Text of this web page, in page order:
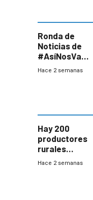
Ronda de
Noticias de
#AsíNosVa
(20/7/26)
Hace 2 semanas
Hay 200
productores
rurales
afectados tras
Hace 2 semanas